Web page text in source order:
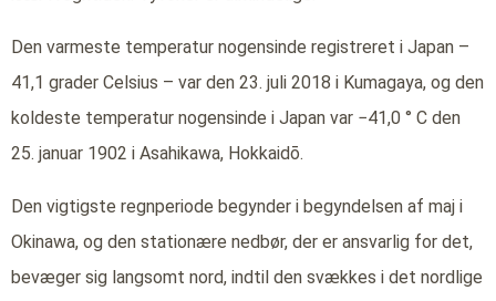
Den varmeste temperatur nogensinde registreret i Japan –
41,1 grader Celsius – var den 23. juli 2018 i Kumagaya, og den
koldeste temperatur nogensinde i Japan var −41,0 ° C den
25. januar 1902 i Asahikawa, Hokkaidō.
Den vigtigste regnperiode begynder i begyndelsen af maj i
Okinawa, og den stationære nedbør, der er ansvarlig for det,
bevæger sig langsomt nord, indtil den svækkes i det nordlige